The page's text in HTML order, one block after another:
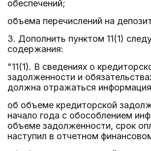
обеспечений;
объема перечислений на
3. Дополнить пунктом 11(1)
содержания:
"11(1). В сведениях о
задолженности и
должна отражаться
об объеме кредиторской
начало года с обособлением
объеме задолженности, срок
наступил в отчетном